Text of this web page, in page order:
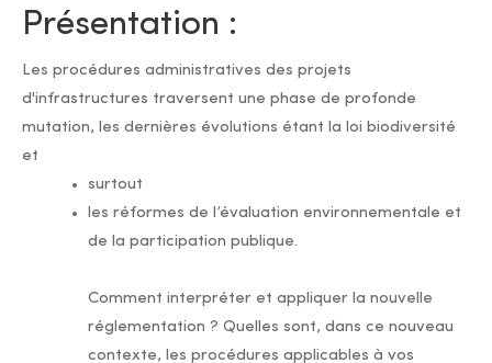
Présentation :
Les procédures administratives des projets
d'infrastructures traversent une phase de profonde
mutation, les dernières évolutions étant la loi biodiversité
et
surtout
les réformes de l’évaluation environnementale et
de la participation publique.
Comment interpréter et appliquer la nouvelle
réglementation ? Quelles sont, dans ce nouveau
contexte, les procédures applicables à vos